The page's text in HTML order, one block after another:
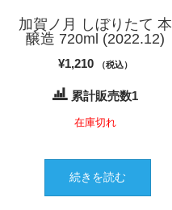
加賀ノ月 しぼりたて 本
醸造 720ml (2022.12)
¥1,210 （税込）
累計販売数1
在庫切れ
続きを読む